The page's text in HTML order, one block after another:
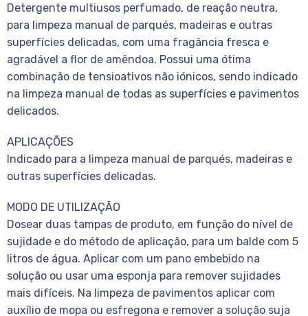
Detergente multiusos perfumado, de reação neutra,
para limpeza manual de parqués, madeiras e outras
superfícies delicadas, com uma fragância fresca e
agradável a flor de amêndoa. Possui uma ótima
combinação de tensioativos não iónicos, sendo indicado
na limpeza manual de todas as superfícies e pavimentos
delicados.
APLICAÇÕES
Indicado para a limpeza manual de parqués, madeiras e
outras superfícies delicadas.
MODO DE UTILIZAÇÃO
Dosear duas tampas de produto, em função do nível de
sujidade e do método de aplicação, para um balde com 5
litros de água. Aplicar com um pano embebido na
solução ou usar uma esponja para remover sujidades
mais difíceis. Na limpeza de pavimentos aplicar com
auxílio de mopa ou esfregona e remover a solução suja